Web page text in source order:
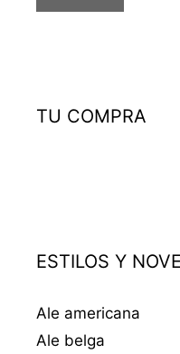
TU COMPRA
ESTILOS Y
Ale americana
Ale belga